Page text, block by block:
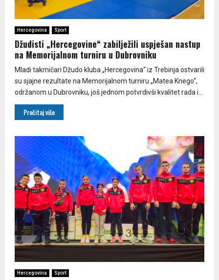
Hercegovina Sport
Džudisti „Hercegovine“ zabilježili uspješan nastup
na Memorijalnom turniru u Dubrovniku
Mladi takmičari Džudo kluba „Hercegovina“ iz Trebinja ostvarili
su sjajne rezultate na Memorijalnom turniru „Matea Knego“,
održanom u Dubrovniku, još jednom potvrdivši kvalitet rada i...
Pročitaj više
Hercegovina Sport